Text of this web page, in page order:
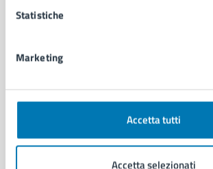
Statistiche
Marketing
Accetta tutti
Accetta selezionati
Documenti e dati
Ambiente
Cultura e tempo libero
Documenti e certificati